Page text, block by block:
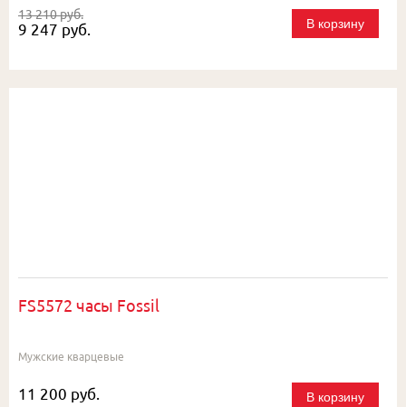
13 210 руб.
9 247 руб. В корзину
FS5572 часы Fossil
Мужские кварцевые
11 200 руб. В корзину